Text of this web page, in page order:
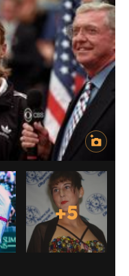
+5